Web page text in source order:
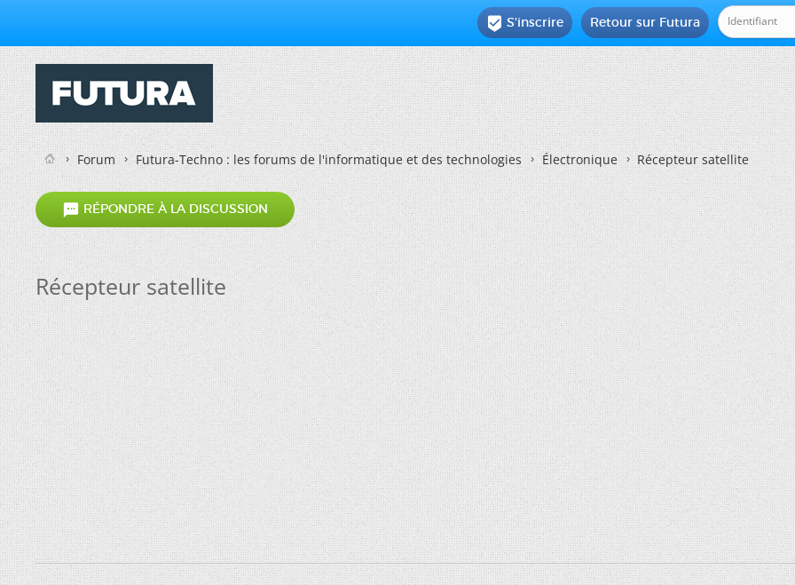
Retour sur Futura
 S'inscrire
Forum Futura-Techno : les forums de l'informatique et des technologies Électronique Récepteur satellite
 RÉPONDRE À LA DISCUSSION
Récepteur satellite